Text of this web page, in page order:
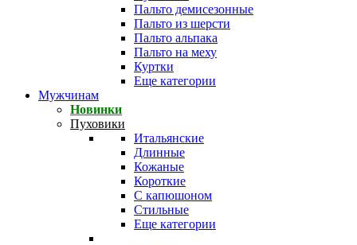
Пальто демисезонные
Пальто из шерсти
Пальто альпака
Пальто на меху
Куртки
Еще категории
Мужчинам
Новинки
Пуховики
Итальянские
Длинные
Кожаные
Короткие
С капюшоном
Стильные
Еще категории